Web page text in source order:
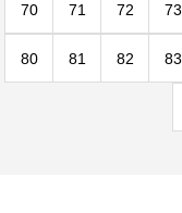
70 71 72 73
80 81 82 83